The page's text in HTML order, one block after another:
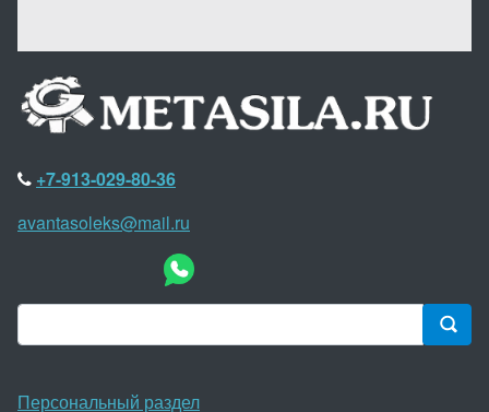
+7-913-029-80-36
avantasoleks@mail.ru
Персональный раздел